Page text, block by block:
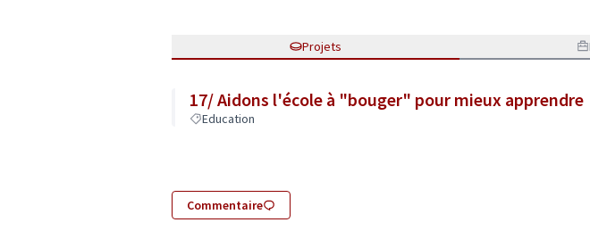
Projets
17/ Aidons l'école à "bouger" pour mieux apprendre
Education
Commentaire